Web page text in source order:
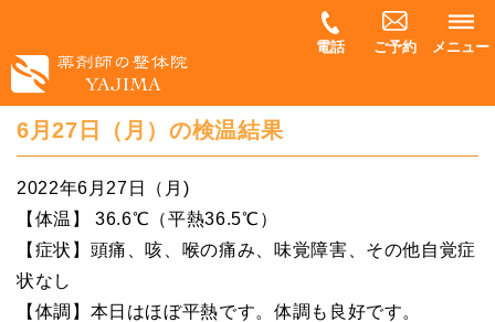
電話 ご予約 メニュー
6月27日（月）の検温結果
2022年6月27日（月)
【体温】 36.6℃（平熱36.5℃）
【症状】頭痛、咳、喉の痛み、味覚障害、その他自覚症
状なし
【体調】本日はほぼ平熱です。体調も良好です。